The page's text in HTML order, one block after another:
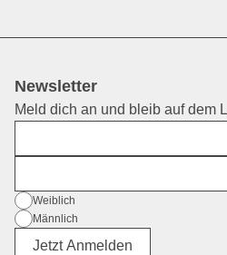
Newsletter
Meld dich an und bleib auf dem
Geschlecht
Weiblich
Männlich
Divers
Jetzt Anmelden